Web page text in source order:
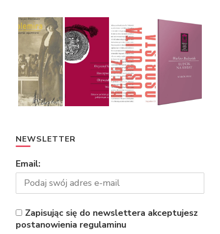
NEWSLETTER
Email:
Zapisując się do newslettera akceptujesz
postanowienia regulaminu